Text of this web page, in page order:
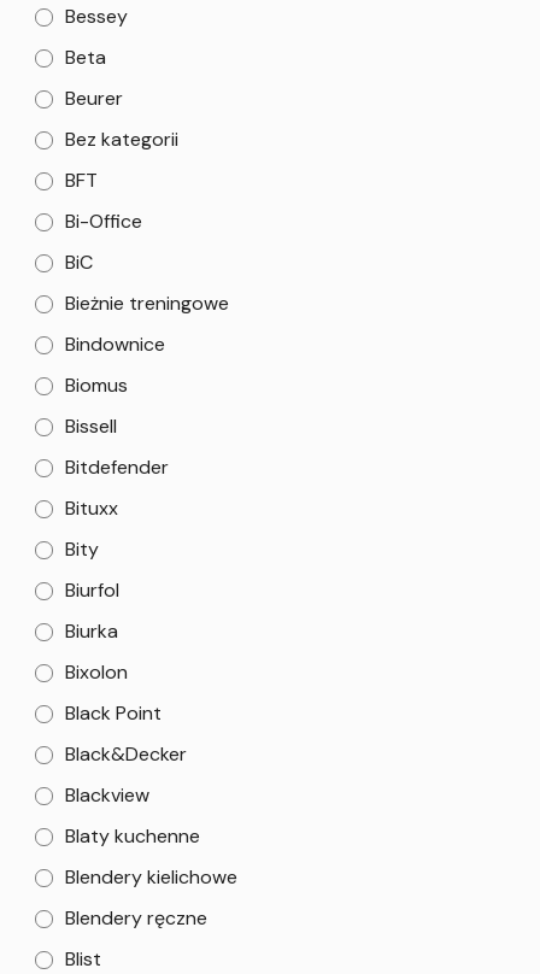
Bessey
Beta
Beurer
Bez kategorii
BFT
Bi-Office
BiC
Bieżnie treningowe
Bindownice
Biomus
Bissell
Bitdefender
Bituxx
Bity
Biurfol
Biurka
Bixolon
Black Point
Black&Decker
Blackview
Blaty kuchenne
Blendery kielichowe
Blendery ręczne
Blist